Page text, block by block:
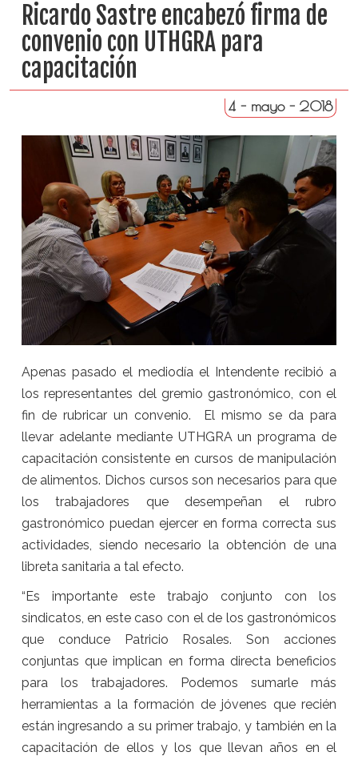
Ricardo Sastre encabezó firma de
convenio con UTHGRA para
capacitación
4 - mayo - 2018
Apenas pasado el mediodía el Intendente recibió a
los representantes del gremio gastronómico, con el
fin de rubricar un convenio. El mismo se da para
llevar adelante mediante UTHGRA un programa de
capacitación consistente en cursos de manipulación
de alimentos. Dichos cursos son necesarios para que
los trabajadores que desempeñan el rubro
gastronómico puedan ejercer en forma correcta sus
actividades, siendo necesario la obtención de una
libreta sanitaria a tal efecto.
“Es importante este trabajo conjunto con los
sindicatos, en este caso con el de los gastronómicos
que conduce Patricio Rosales. Son acciones
conjuntas que implican en forma directa beneficios
para los trabajadores. Podemos sumarle más
herramientas a la formación de jóvenes que recién
están ingresando a su primer trabajo, y también en la
capacitación de ellos y los que llevan años en el